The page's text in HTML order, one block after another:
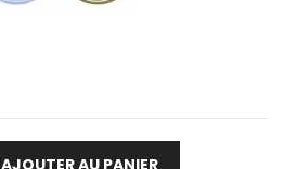
AJOUTER AU PANIER